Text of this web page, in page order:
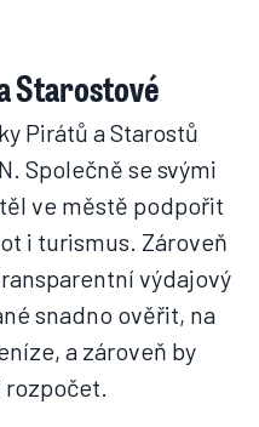
Starostové
Pirátů a Starostů
Společně se svými
ve městě podpořit
i turismus. Zároveň
výdajový
snadno ověřit, na
a zároveň by